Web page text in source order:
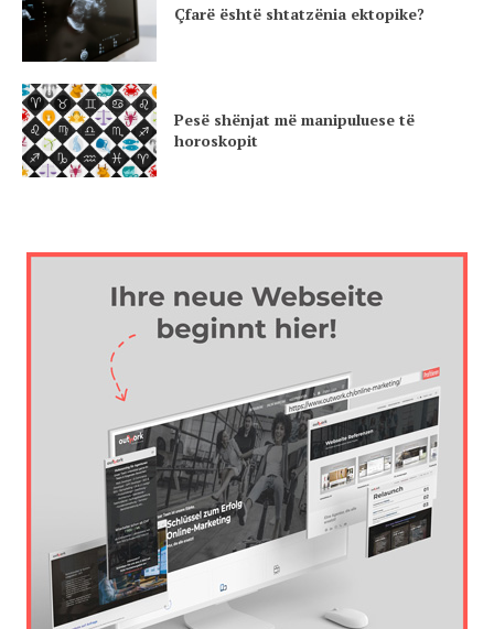
Çfarë është shtatzënia ektopike?
Pesë shënjat më manipuluese të
horoskopit